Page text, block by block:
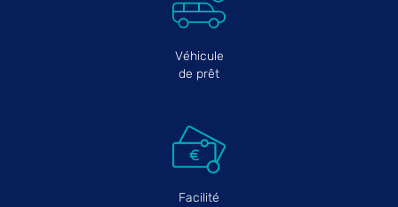
Véhicule
de prêt
Facilité